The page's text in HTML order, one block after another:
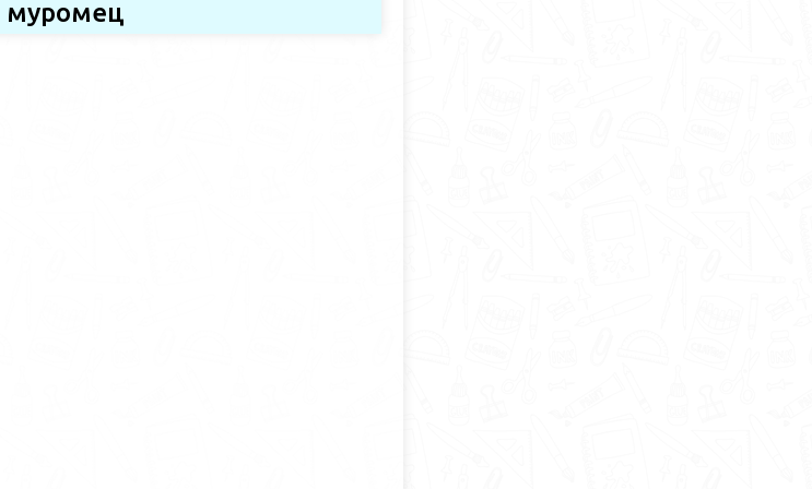
муромец